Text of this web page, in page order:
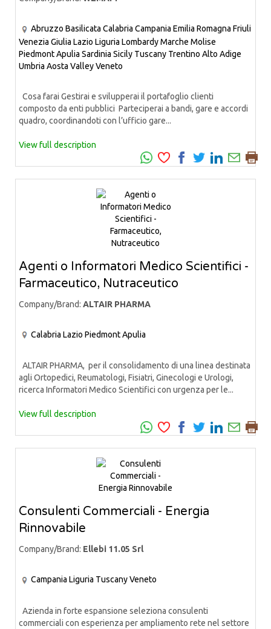
Abruzzo Basilicata Calabria Campania Emilia Romagna Friuli
Venezia Giulia Lazio Liguria LombardyMarche Molise
PiedmontApulia Sardinia Sicily Tuscany Trentino Alto Adige
Umbria Aosta ValleyVeneto
Cosa farai Gestirai e svilupperai il portafoglio clienti
composto da enti pubblici Parteciperai a bandi, gare e accordi
quadro, coordinandoti con l’ufficio gare...
View full description
Agenti o Informatori Medico Scientifici -
Farmaceutico, Nutraceutico
Company/Brand: ALTAIR PHARMA
Calabria Lazio PiedmontApulia
ALTAIR PHARMA, per il consolidamento di una linea destinata
agli Ortopedici, Reumatologi, Fisiatri, Ginecologi e Urologi,
ricerca Informatori Medico Scientifici con urgenza per le...
View full description
Consulenti Commerciali - Energia
Rinnovabile
Company/Brand: Ellebi 11.05 Srl
Campania Liguria TuscanyVeneto
Azienda in forte espansione seleziona consulenti
commerciali con esperienza per ampliamento rete nel settore